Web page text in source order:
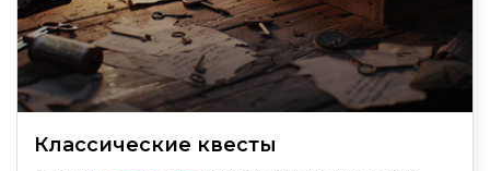
Классические квесты